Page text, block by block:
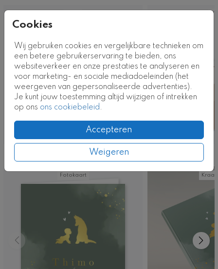
Cookies
Wij gebruiken cookies en vergelijkbare technieken om
een betere gebruikerservaring te bieden, ons
websiteverkeer en onze prestaties te analyseren en
voor marketing- en sociale mediadoeleinden (het
weergeven van gepersonaliseerde advertenties).
Je kunt jouw toestemming altijd wijzigen of intrekken
op ons ons cookiebeleid.
Accepteren
Weigeren
Nog meer in deze stijl
Fotokaart